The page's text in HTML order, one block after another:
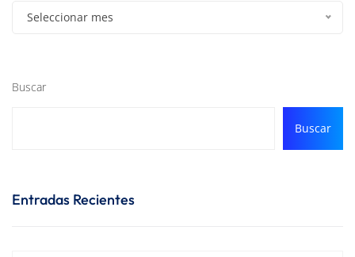
Seleccionar mes
Buscar
Buscar
Entradas Recientes